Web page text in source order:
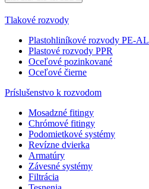
Tlakové rozvody
Plastohliníkové rozvody PE-AL
Plastové rozvody PPR
Oceľové pozinkované
Oceľové čierne
Príslušenstvo k rozvodom
Mosadzné fitingy
Chrómové fitingy
Podomietkové systémy
Revízne dvierka
Armatúry
Závesné systémy
Filtrácia